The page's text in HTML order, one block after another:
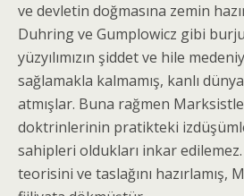
ve devletin doğmasına zemin
Duhring ve Gumplowicz gibi
yüzyılımızın şiddet ve hile
sağlamakla kalmamış, kanlı
atmışlar. Buna rağmen
doktrinlerinin pratikteki
sahipleri oldukları inkar
teorisini ve taslağını hazırlamış,